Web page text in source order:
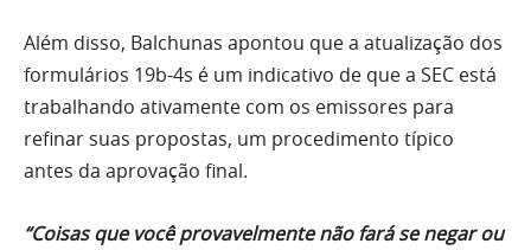
Além disso, Balchunas apontou que a atualização dos
formulários 19b-4s é um indicativo de que a SEC está
trabalhando ativamente com os emissores para
refinar suas propostas, um procedimento típico
antes da aprovação final.
“Coisas que você provavelmente não fará se negar ou